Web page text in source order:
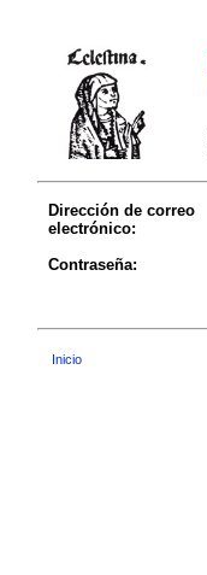
Dirección de correo
electrónico:
Contraseña:
Inicio